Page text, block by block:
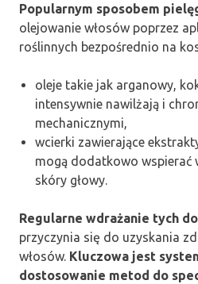
Popularnym sposobem
olejowanie włosów poprzez
roślinnych bezpośrednio na
oleje takie jak arganowy,
intensywnie nawilżają i
mechanicznymi,
wcierki zawierające
mogą dodatkowo wspierać
skóry głowy.
Regularne wdrażanie tych
przyczynia się do uzyskania
włosów. Kluczowa jest
dostosowanie metod do